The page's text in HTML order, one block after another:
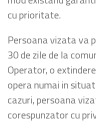
cu prioritate.
Persoana vizata va
30 de zile de la
Operator, o
opera numai in
cazuri, persoana
corespunzator cu